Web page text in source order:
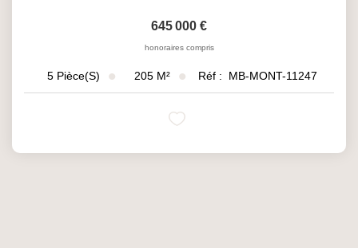
645 000 €
honoraires compris
5 Pièce(s) 205 M² Réf : MB-MONT-11247